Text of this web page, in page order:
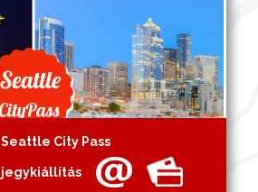
Seattle City Pass